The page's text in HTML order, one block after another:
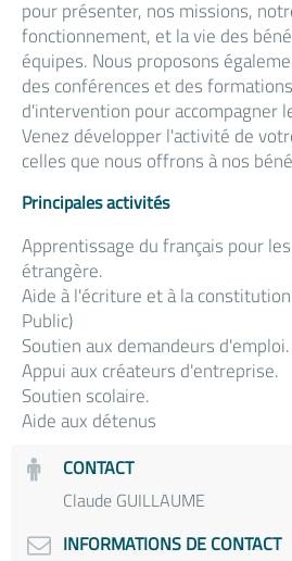
pour présenter, nos missions,
fonctionnement, et la vie des
équipes. Nous proposons
des conférences et des
d'intervention pour accompagner
Venez développer l'activité de
celles que nous offrons à nos
Principales activités
Apprentissage du français pour
étrangère.
Aide à l'écriture et à la
Public)
Soutien aux demandeurs d'emploi.
Appui aux créateurs d'entreprise.
Soutien scolaire.
Aide aux détenus
CONTACT
Claude GUILLAUME
INFORMATIONS DE CONTACT